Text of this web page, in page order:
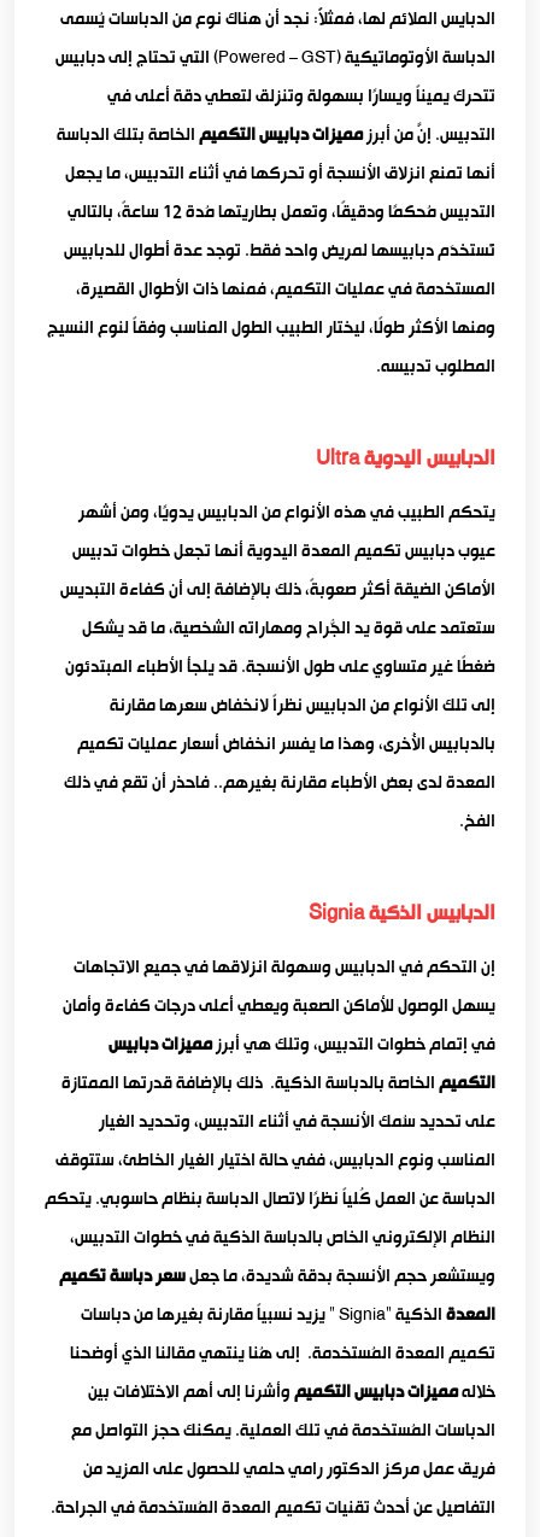
الدبايس الملائم لها، فمثلاًً: نجد أن هناك نوع من الدباسات يُسمى
الدباسة الأوتوماتيكية (Powered – GST) التي تحتاج إلى دبابيس
تتحرك يميناً ويسارًا بسهولة وتنزلق لتعطي دقة أعلى في
التدبيس. إنَّ من أبرزمميزات دبابيس التكميمالخاصة بتلك الدباسة
أنها تمنع انزلاق الأنسجة أو تحركها في أثناء التدبيس، ما يجعل
التدبيس مُحكمًا ودقيقًا، وتعمل بطاريتها مُدة 12 ساعةً، بالتالي
تُستخدَم دبابيسها لمريض واحد فقط. توجد عدة أطوال للدبابيس
المستخدمة في عمليات التكميم، فمنها ذات الأطوال القصيرة،
ومنها الأكثر طولًا، ليختار الطبيب الطول المناسب وفقاً لنوع النسيج
المطلوب تدبيسه.
الدبابيس اليدوية Ultra
يتحكم الطبيب في هذه الأنواع من الدبابيس يدويًا، ومن أشهر
عيوب دبابيس تكميم المعدة اليدوية أنها تجعل خطوات تدبيس
الأماكن الضيقة أكثر صعوبةً، ذلك بالإضافة إلى أن كفاءة التبديس
ستعتمد على قوة يد الجّراح ومهاراته الشخصية، ما قد يُشكل
ضغطًا غير متساوي على طول الأنسجة. قد يلجأ الأطباء المبتدئون
إلى تلك الأنواع من الدبابيس نظراً لانخفاض سعرها مقارنة
بالدبابيس الأُخرى، وهذا ما يفسر انخفاض أسعار عمليات تكميم
المعدة لدى بعض الأطباء مقارنة بغيرهم.. فاحذر أن تقع في ذلك
الفخ.
الدبابيس الذكية Signia
إن التحكم في الدبابيس وسهولة انزلاقها في جميع الاتجاهات
يسهل الوصول للأماكن الصعبة ويعطي أعلى درجات كفاءة وأمان
في إتمام خطوات التدبيس، وتلك هي أبرزمميزات دبابيس
التكميمالخاصة بالدباسة الذكية. ذلك بالإضافة قدرتها الممتازة
على تحديد سُمك الأنسجة في أثناء التدبيس، وتحديد الغيار
المناسب ونوع الدبابيس، ففي حالة اختيار الغيار الخاطئ، ستتوقف
الدباسة عن العمل كُلياً نظرًا لاتصال الدباسة بنظام حاسوبي. يتحكم
النظام الإلكتروني الخاص بالدباسة الذكية في خُطوات التدبيس،
ويستشعر حجم الأنسجة بدقة شديدة، ما جعلسعر دباسة تكميم
المعدة
الذكية “Signia ” يزيد نسبياً مقارنة بغيرها من دباسات
تكميم المعدة المُستخدمة. إلى هُنا ينتهي مقالنا الذي أوضحنا
خلالهمميزات دبابيس التكميموأشرنا إلى أهم الاختلافات بين
الدباسات المُستخدمة في تلك العملية. يمكنك حجز التواصل مع
فريق عمل مركز الدكتور رامي حلمي للحصول على المزيد من
التفاصيل عن أحدث تقنيات تكميم المعدة المُستخدمة في الجراحة.